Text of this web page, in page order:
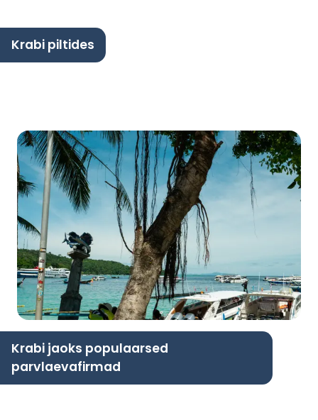
Krabi piltides
Krabi jaoks populaarsed
parvlaevafirmad